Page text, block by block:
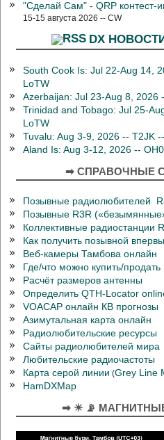
"Сделай Сам" - QRP контест-
15-15 августа 2026 -- CW
DX
South Cook Is: Jul 22-Aug 14,
LoTW
Azerbaijan: Jul 23-Aug 8, 2026
Trinidad and Tobago: Jul 25-
LoTW
Tuvalu: Aug 3-9, 2026 -- T2JK
Aland Is: Aug 3-12, 2026 --
➡ СПРАВОЧНЫЕ
Позывные радиолюбителей
Позывные R3R
Коллективные радиостанции
Как получить позывной
Веб-камеры Тамбова онлайн
Где/что можно купить/продать
Расчёт размеров антенны
Определить QTH-Locator
VOACAP онлайн КВ прогнозы
Азимутальная карта онлайн
Радиолюбительские ресурсы
Сайты радиолюбителей мира
Любительские радиочастоты
Карта серой линии (Grey Line
HamDXMap
➡ ☀ 📡